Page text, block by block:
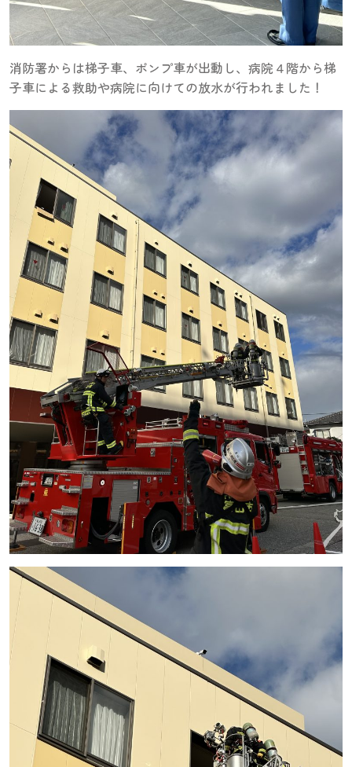
消防署からは梯子車、ポンプ車が出動し、病院４階から梯
子車による救助や病院に向けての放水が行われました！